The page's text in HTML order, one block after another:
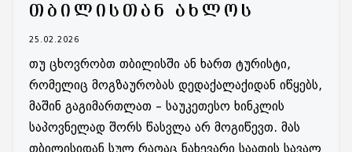
ᲗᲑᲘᲚᲘᲡᲗᲐᲜ ᲐᲮᲚᲝᲡ
25.02.2026
თუ ცხოვრობთ თბილისში ან ხართ ტურისტი,
რომელიც მოგზაურობას დედაქალაქიდან იწყებს,
მაშინ გაგიმართლათ – საუკეთესო ხინკლის
საპოვნელად შორს წასვლა არ მოგიწევთ. მას